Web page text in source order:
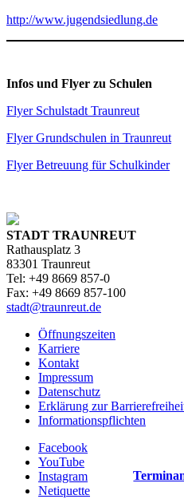
http://www.jugendsiedlung.de
Infos und Flyer zu Schulen
Flyer Schulstadt Traunreut
Flyer Grundschulen in Traunreut
Flyer Betreuung für Schulkinder
STADT TRAUNREUT
Rathausplatz 3
83301 Traunreut
Tel: +49 8669 857-0
Fax: +49 8669 857-100
stadt@traunreut.de
Öffnungszeiten
Karriere
Kontakt
Impressum
Datenschutz
Erklärung zur
Informationspflichten
Facebook
YouTube
Instagram
Netiquette